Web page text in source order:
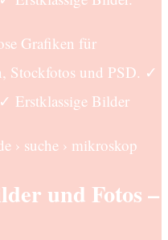
Grafiken für
Stockfotos und PSD. ✓
Erstklassige Bilder
› suche › mikroskop
und Fotos –